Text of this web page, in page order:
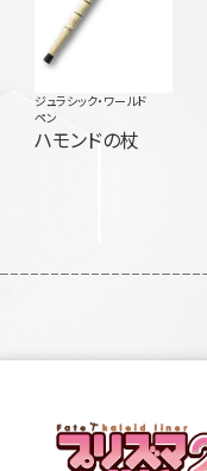
ジュラシック・ワールド
ペン
ハモンドの杖